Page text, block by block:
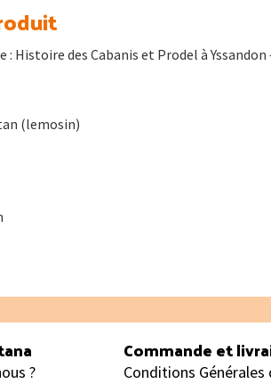
des Cabanis et Prodel à Yssandon
(lemosin)
?
Commande et
Conditions Générales